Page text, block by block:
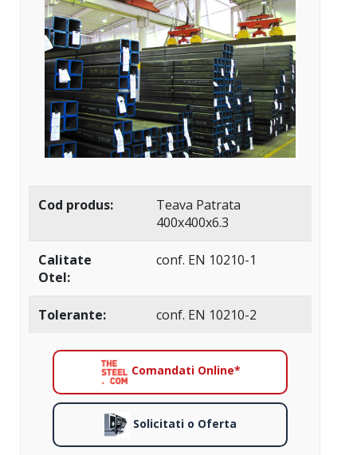
Cod produs:
Teava Patrata
400x400x6.3
Calitate
Otel:
conf. EN 10210-1
Tolerante: conf. EN 10210-2
Comandati Online*
Solicitati o Oferta